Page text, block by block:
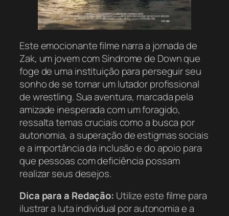
Este emocionante filme narra a jornada de
Zak, um jovem com Síndrome de Down que
foge de uma instituição para perseguir seu
sonho de se tornar um lutador profissional
de wrestling. Sua aventura, marcada pela
amizade inesperada com um foragido,
ressalta temas cruciais como a busca por
autonomia, a superação de estigmas sociais
e a importância da inclusão e do apoio para
que pessoas com deficiência possam
realizar seus desejos.
Dica para a Redação: Utilize este filme para
ilustrar a luta individual por autonomia e a